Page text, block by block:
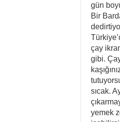
gün
Bir
çay
gibi.
sıcak.
yemek